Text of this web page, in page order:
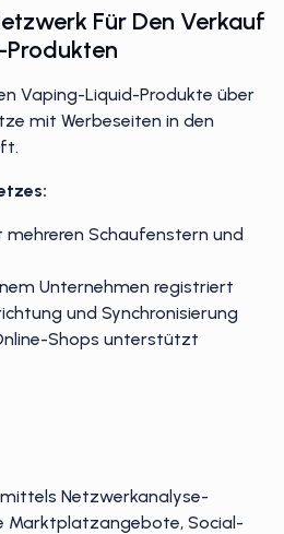
Für Den Verkauf
Vaping-Liquid-Produkte über
mit Werbeseiten in den
mehreren Schaufenstern und
Unternehmen registriert
und Synchronisierung
Shops unterstützt
Netzwerkanalyse-
Marktplatzangebote, Social-